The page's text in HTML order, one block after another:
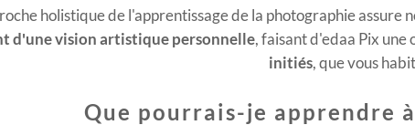
holistique de l'apprentissage de la photographie assure
d'une vision artistique personnelle , faisant d'edaa Pix
initiés, que vous
Que pourrais-je apprendre